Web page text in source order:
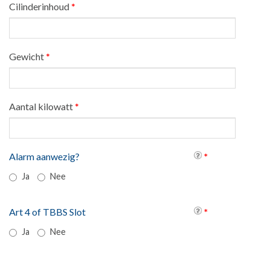
Cilinderinhoud *
Gewicht *
Aantal kilowatt *
Alarm aanwezig? *
Ja Nee
Art 4 of TBBS Slot *
Ja Nee